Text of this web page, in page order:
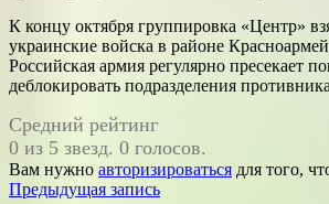
К концу октября группировка «Центр»
украинские войска в районе
Российская армия регулярно пресекает
деблокировать подразделения
Средний рейтинг
0 из 5 звезд. 0 голосов.
Вам нужно авторизироваться для того,
Навигация
Предыдущая запись